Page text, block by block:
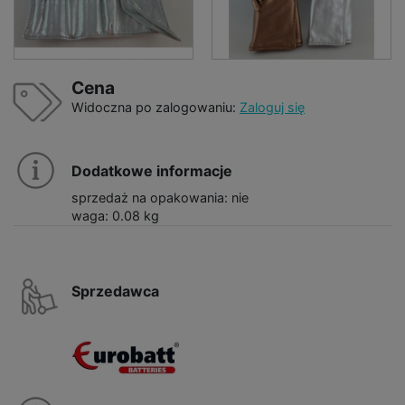
Cena
Widoczna po zalogowaniu: Zaloguj się
Dodatkowe informacje
sprzedaż na opakowania: nie
waga: 0.08 kg
Sprzedawca